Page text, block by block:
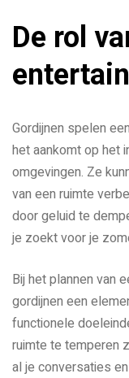
De rol
Gordijnen spelen
het aankomt op het
omgevingen. Ze
van een ruimte
door geluid te
je zoekt voor je
Bij het plannen van
gordijnen een
functionele
ruimte te temperen
al je conversaties